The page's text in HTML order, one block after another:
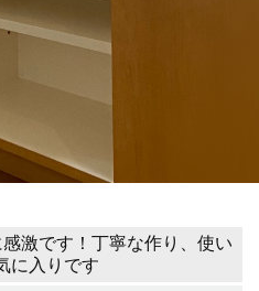
激です！丁寧な作り、使い
に入りです